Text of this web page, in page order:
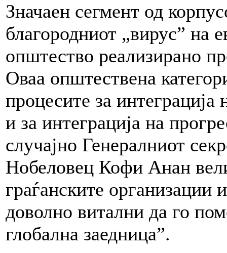
Значаен сегмент од
благородниот „вирус” на
општество реализирано
Оваа општествена
процесите за
и за интеграција на
случајно Генералниот
Нобеловец Кофи Анан
граѓанските организации
доволно витални да го
глобална заедница”.